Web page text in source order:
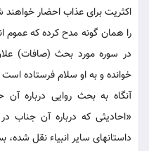
را همان گونه مدح كرده كه عموم
در سوره مورد بحث (صافات)
خوانده و به او سلام فرستاده است »
آنگاه به بحث روايى درباره
«احاديثى كه درباره آن جناب
داستانهاى ساير انبياء نقل